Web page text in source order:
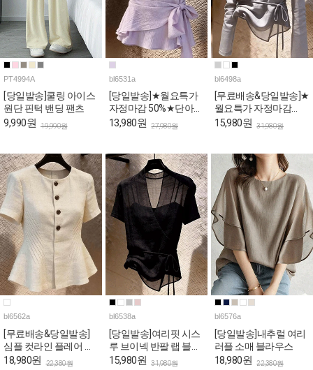
PT4994A
[당일발송]쿨링 아이스
원단 핀턱 밴딩 팬츠
9,990원 19,990원
bl6531a
[당일발송]★월요특가
자정마감 50%★단아한
퍼플 리본랩 퍼프 블라
13,980원 27,980원
bl6498a
[무료배송&당일발송]★
월요특가 자정마감
50%★여리핏 시스루
브이넥 랩 블라우스
15,980원 31,980원
bl6562a
[무료배송&당일발송]
심플 컷라인 플레어 반
팔 블라우스
18,980원 22,380원
bl6538a
[당일발송]여리핏 시스
루 브이넥 반팔 랩 블라
우스
15,980원 31,980원
bl6576a
[당일발송]내추럴 여리
러플 소매 블라우스
18,980원 22,380원